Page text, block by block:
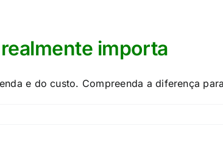
importa
e do custo. Compreenda a diferença